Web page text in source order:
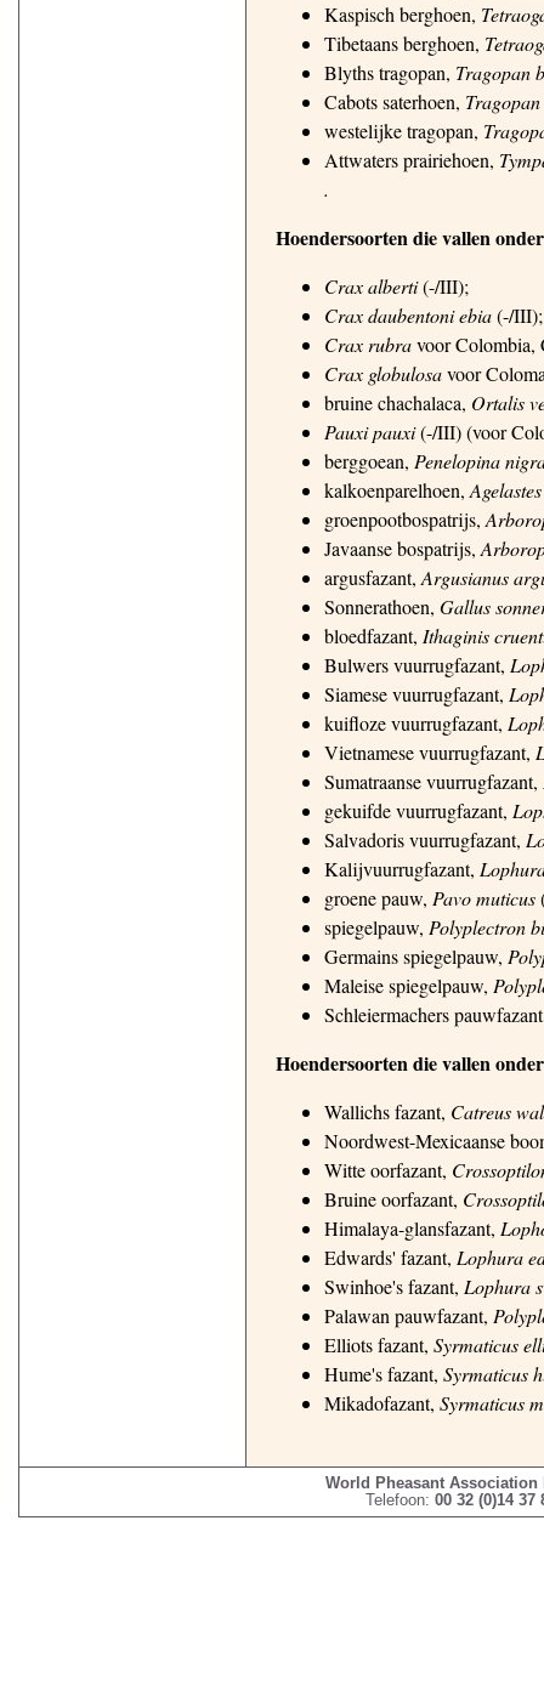
Kaspisch berghoen,
Tibetaans berghoen,
Blyths tragopan, Tragopan
Cabots saterhoen,
westelijke tragopan,
Attwaters prairiehoen,
.
Hoendersoorten die vallen
Crax alberti(-/III);
Crax daubentoni ebia(-/III);
Crax rubravoor Colombia,
Crax globulosavoor
bruine chachalaca, Ortalis
Pauxi pauxi(-/III) (voor
berggoean, Penelopina
kalkoenparelhoen,
groenpootbospatrijs,
Javaanse bospatrijs,
argusfazant,Argusianus
Sonnerathoen, Gallus
bloedfazant, Ithaginis
Bulwers vuurrugfazant,
Siamese vuurrugfazant,
kuifloze vuurrugfazant,
Vietnamese vuurrugfazant,
Sumatraanse vuurrugfazant,
gekuifde vuurrugfazant,
Salvadoris vuurrugfazant,
Kalijvuurrugfazant,
groene pauw, Pavo muticus
spiegelpauw, Polyplectron
Germains spiegelpauw,
Maleise spiegelpauw,
Schleiermachers
Hoendersoorten die vallen
Wallichs fazant, Catreus
Noordwest-Mexicaanse
Witte oorfazant,
Bruine oorfazant,
Himalaya-glansfazant,
Edwards' fazant, Lophura
Swinhoe's fazant, Lophura
Palawan pauwfazant,
Elliots fazant, Syrmaticus
Hume's fazant, Syrmaticus
Mikadofazant, Syrmaticus
World Pheasant Association
Telefoon: 00 32 (0)14 37